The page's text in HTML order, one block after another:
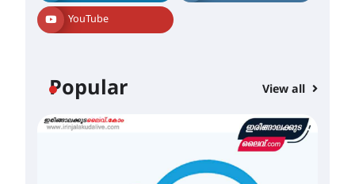
YouTube
Popular View all
ഐ.ഐ.ടി മദ്രാസ്സിൽ നിന്നും
പൊരുതി
August 5, 2026